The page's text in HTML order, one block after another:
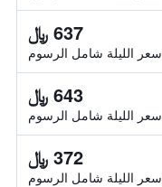
637 ﷼
سعر الليلة شامل الرسوم
643 ﷼
سعر الليلة شامل الرسوم
372 ﷼
سعر الليلة شامل الرسوم